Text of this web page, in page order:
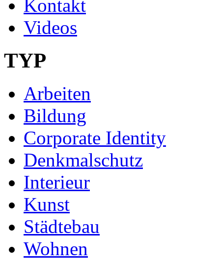
Kontakt
Videos
TYP
Arbeiten
Bildung
Corporate Identity
Denkmalschutz
Interieur
Kunst
Städtebau
Wohnen